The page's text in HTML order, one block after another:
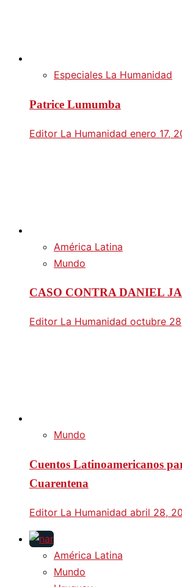
Especiales La Humanidad
Patrice Lumumba
Editor La Humanidad enero 17,
América Latina
Mundo
CASO CONTRA DANIEL
Editor La Humanidad octubre
Mundo
Cuentos Latinoamericanos
Cuarentena
Editor La Humanidad abril 28,
América Latina
Mundo